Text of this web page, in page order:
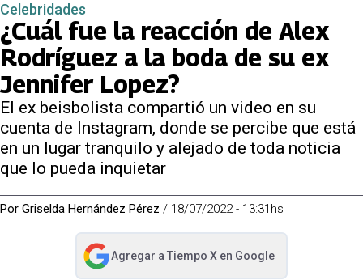
Celebridades
¿Cuál fue la reacción de Alex
Rodríguez a la boda de su ex
Jennifer Lopez?
El ex beisbolista compartió un video en su
cuenta de Instagram, donde se percibe que está
en un lugar tranquilo y alejado de toda noticia
que lo pueda inquietar
Por Griselda Hernández Pérez / 18/07/2022 - 13:31hs
Agregar a Tiempo Xen Google
abre en nueva pestaña